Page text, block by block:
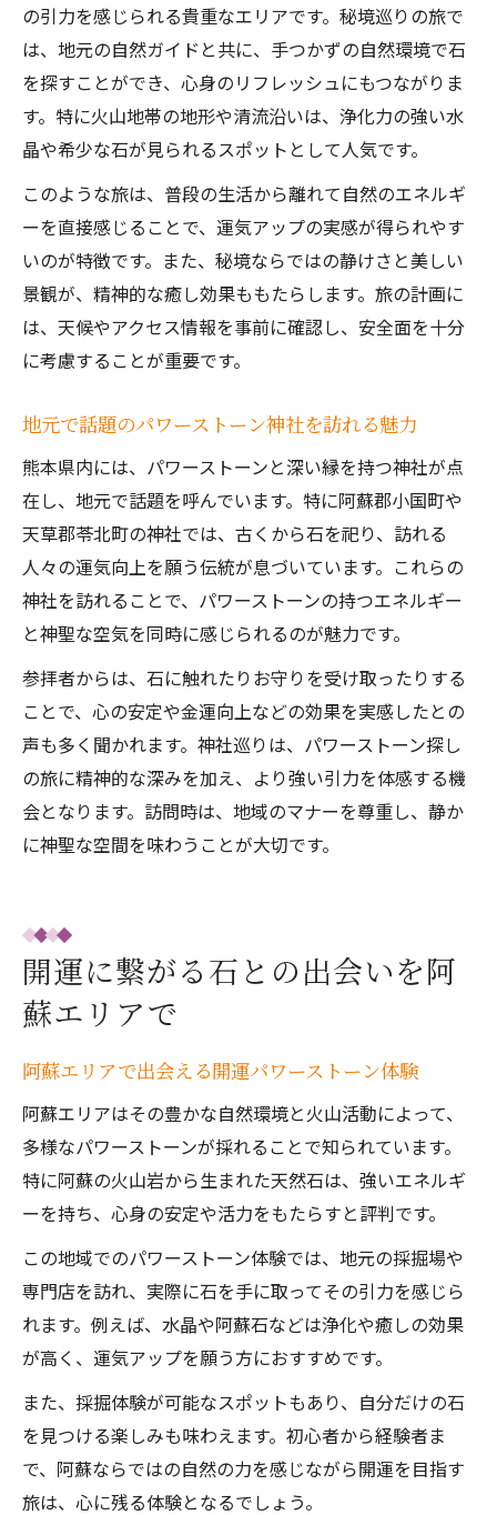
の引力を感じられる貴重なエリアです。秘境巡りの旅で
は、地元の自然ガイドと共に、手つかずの自然環境で石
を探すことができ、心身のリフレッシュにもつながりま
す。特に火山地帯の地形や清流沿いは、浄化力の強い水
晶や希少な石が見られるスポットとして人気です。
このような旅は、普段の生活から離れて自然のエネルギ
ーを直接感じることで、運気アップの実感が得られやす
いのが特徴です。また、秘境ならではの静けさと美しい
景観が、精神的な癒し効果ももたらします。旅の計画に
は、天候やアクセス情報を事前に確認し、安全面を十分
に考慮することが重要です。
地元で話題のパワーストーン神社を訪れる魅力
熊本県内には、パワーストーンと深い縁を持つ神社が点
在し、地元で話題を呼んでいます。特に阿蘇郡小国町や
天草郡苓北町の神社では、古くから石を祀り、訪れる
人々の運気向上を願う伝統が息づいています。これらの
神社を訪れることで、パワーストーンの持つエネルギー
と神聖な空気を同時に感じられるのが魅力です。
参拝者からは、石に触れたりお守りを受け取ったりする
ことで、心の安定や金運向上などの効果を実感したとの
声も多く聞かれます。神社巡りは、パワーストーン探し
の旅に精神的な深みを加え、より強い引力を体感する機
会となります。訪問時は、地域のマナーを尊重し、静か
に神聖な空間を味わうことが大切です。
開運に繋がる石との出会いを阿
蘇エリアで
阿蘇エリアで出会える開運パワーストーン体験
阿蘇エリアはその豊かな自然環境と火山活動によって、
多様なパワーストーンが採れることで知られています。
特に阿蘇の火山岩から生まれた天然石は、強いエネルギ
ーを持ち、心身の安定や活力をもたらすと評判です。
この地域でのパワーストーン体験では、地元の採掘場や
専門店を訪れ、実際に石を手に取ってその引力を感じら
れます。例えば、水晶や阿蘇石などは浄化や癒しの効果
が高く、運気アップを願う方におすすめです。
また、採掘体験が可能なスポットもあり、自分だけの石
を見つける楽しみも味わえます。初心者から経験者ま
で、阿蘇ならではの自然の力を感じながら開運を目指す
旅は、心に残る体験となるでしょう。